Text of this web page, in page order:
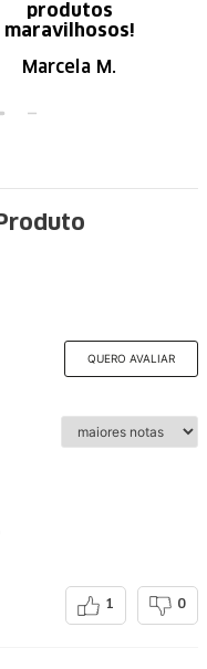
produtos
maravilhosos!
Marcela M.
QUERO AVALIAR
1 0